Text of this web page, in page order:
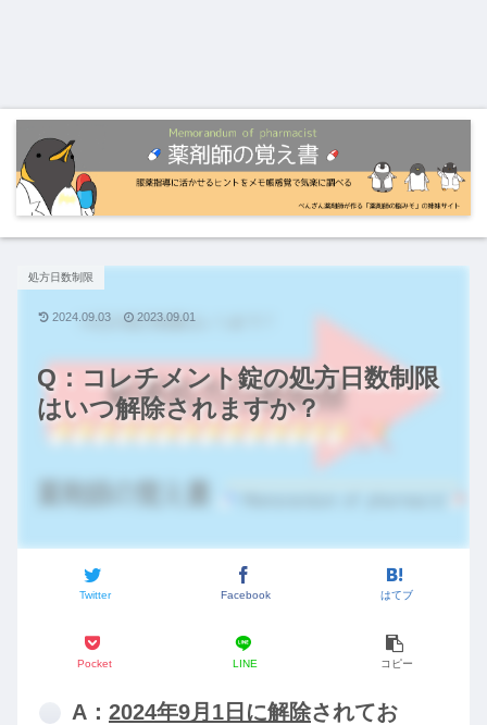
Q：コレチメント錠の処方日数制限
はいつ解除されますか？
処方日数制限
Twitter Facebook はてブ
Pocket LINE コピー
2024.09.03 2023.09.01
A： 2024年9月1日に解除されてお